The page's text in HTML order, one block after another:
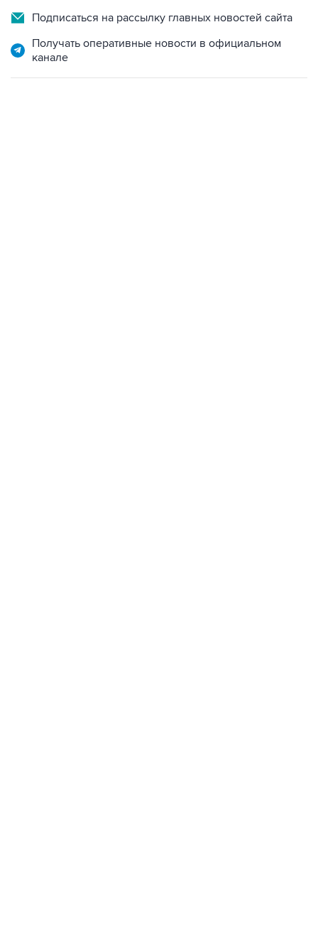
Подписаться на рассылку главных новостей сайта
Получать оперативные новости в официальном
канале